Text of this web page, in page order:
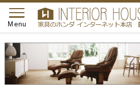
toggle
navigation
Menu